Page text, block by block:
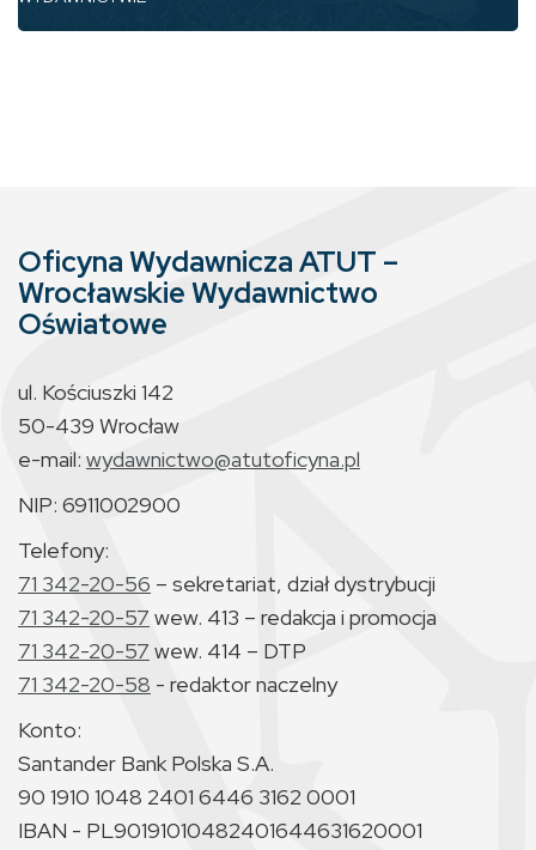
Oficyna Wydawnicza ATUT –
Wrocławskie Wydawnictwo
Oświatowe
ul. Kościuszki 142
50-439 Wrocław
e-mail: wydawnictwo@atutoficyna.pl
NIP: 6911002900
Telefony:
71 342-20-56 – sekretariat, dział dystrybucji
71 342-20-57 wew. 413 – redakcja i promocja
71 342-20-57 wew. 414 – DTP
71 342-20-58 - redaktor naczelny
Konto:
Santander Bank Polska S.A.
90 1910 1048 2401 6446 3162 0001
IBAN - PL90191010482401644631620001